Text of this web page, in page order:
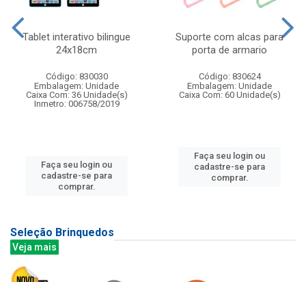
Tablet interativo bilingue
24x18cm
Código: 830030
Embalagem: Unidade
Caixa Com: 36 Unidade(s)
Inmetro: 006758/2019
Faça seu login ou
cadastre-se para
comprar.
Suporte com alcas para
porta de armario
Código: 830624
Embalagem: Unidade
Caixa Com: 60 Unidade(s)
Faça seu login ou
cadastre-se para
comprar.
Seleção Brinquedos
Veja mais